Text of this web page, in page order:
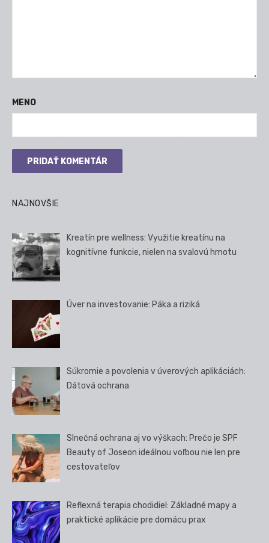
MENO
NAJNOVŠIE
Kreatín pre wellness: Využitie kreatínu na
kognitívne funkcie, nielen na svalovú hmotu
Úver na investovanie: Páka a riziká
Súkromie a povolenia v úverových aplikáciách:
Dátová ochrana
Slnečná ochrana aj vo výškach: Prečo je SPF
Beauty of Joseon ideálnou voľbou nie len pre
cestovateľov
Reflexná terapia chodidiel: Základné mapy a
praktické aplikácie pre domácu prax